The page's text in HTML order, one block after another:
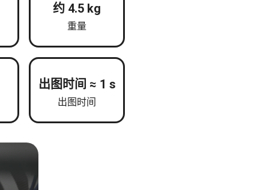
约 4.5 kg
重量
出图时间 ≈ 1 s
出图时间